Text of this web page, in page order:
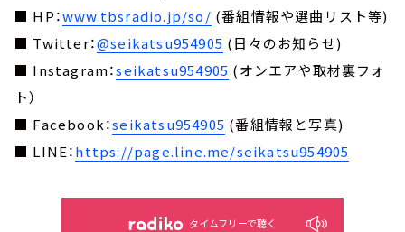
■ HP：www.tbsradio.jp/so/ (番組情報や選曲リスト等)
■ Twitter：@seikatsu954905 (日々のお知らせ)
■ Instagram：seikatsu954905 (オンエアや取材裏フォ
ト）
■ Facebook：seikatsu954905 (番組情報と写真)
■ LINE：https://page.line.me/seikatsu954905
タイムフリーで聴く